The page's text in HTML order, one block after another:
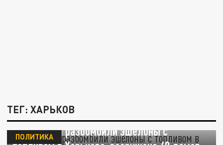
ТЕГ: ХАРЬКОВ
ВКС России разбомбили эшелоны с
ПОЛИТИКА